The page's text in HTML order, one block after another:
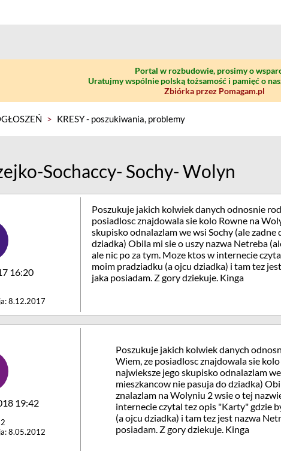
Portal w rozbudowie, prosimy o
Uratujmy wspólnie polską tożsamość i pamięć o
Zbiórka przez Pomagam.pl
> KRESY - poszukiwania, problemy
Sochaccy- Sochy- Wolyn
16:20
8.12.2017
Poszukuje jakich kolwiek danych odnosnie
posiadlosc znajdowala sie kolo Rowne na
skupisko odnalazlam we wsi Sochy (ale
dziadka) Obila mi sie o uszy nazwa Netreba
ale nic po za tym. Moze ktos w internecie
moim pradziadku (a ojcu dziadka) i tam tez
jaka posiadam. Z gory dziekuje. Kinga
19:42
8.05.2012
Poszukuje jakich kolwiek danych
Wiem, ze posiadlosc znajdowala sie
najwieksze jego skupisko odnalazlam
mieszkancow nie pasuja do dziadka)
znalazlam na Wolyniu 2 wsie o tej
internecie czytal tez opis "Karty" gdzie
(a ojcu dziadka) i tam tez jest nazwa
posiadam. Z gory dziekuje. Kinga